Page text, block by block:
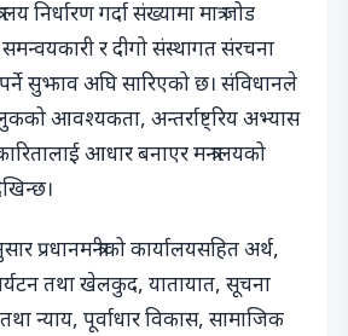
निर्धारण गर्दा संख्यामा मात्र जोड
र दीगो संस्थागत संरचना
सुझाव अघि सारिएको छ। संविधानले
आवश्यकता, अन्तर्राष्ट्रिय अभ्यास
आधार बनाएर मन्त्रालयको
प्रधानमन्त्रीको कार्यालयसहित अर्थ,
पर्यटन तथा खेलकुद, यातायात, सूचना
न्याय, पूर्वाधार विकास, सामाजिक